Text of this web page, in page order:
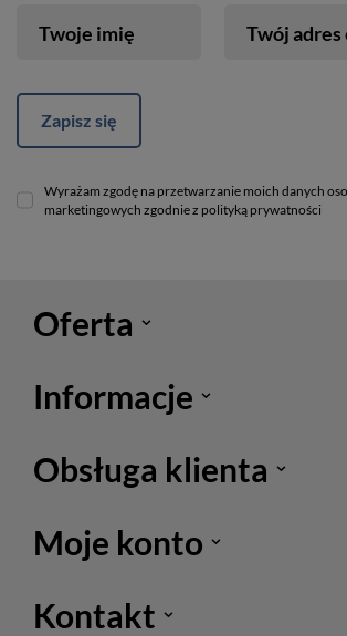
Twoje imię Twój adres
Zapisz się
Wyrażam zgodę na przetwarzanie moich danych
marketingowych zgodnie z polityką prywatności
Oferta
Informacje
Obsługa klienta
Moje konto
Kontakt